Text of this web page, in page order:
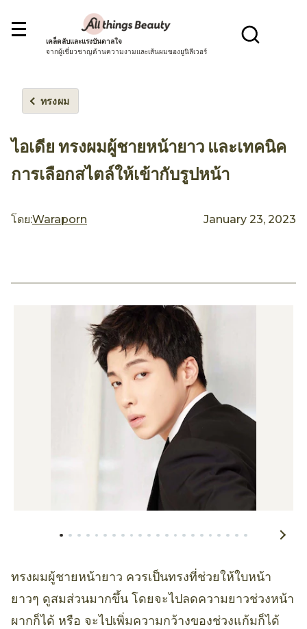
เคล็ดลับและแรงบันดาลใจ
จากผู้เชี่ยวชาญด้านความงามและเส้นผมของยูนิลีเวอร์
ทรงผม
ไอเดีย ทรงผมผู้ชายหน้ายาว และเทคนิค
การเลือกสไตล์ให้เข้ากับรูปหน้า
โดย:Waraporn January 23, 2023
ทรงผมผู้ชายหน้ายาว ควรเป็นทรงที่ช่วยให้ใบหน้า
ยาวๆ ดูสมส่วนมากขึ้น โดยจะไปลดความยาวช่วงหน้า
ผากก็ได้ หรือ จะไปเพิ่มความกว้างของช่วงแก้มก็ได้